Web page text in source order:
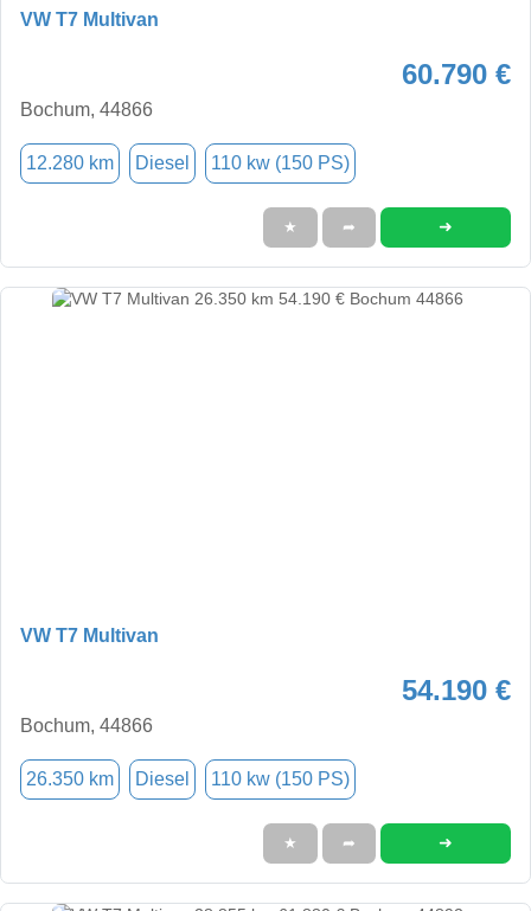
VW T7 Multivan
60.790 €
Bochum, 44866
12.280 km Diesel 110 kw (150 PS)
★ ➦ ➜
VW T7 Multivan
54.190 €
Bochum, 44866
26.350 km Diesel 110 kw (150 PS)
★ ➦ ➜